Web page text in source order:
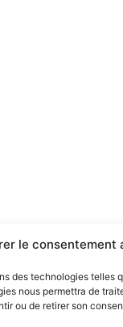
le consentement
des technologies
nous permettra de
ou de retirer son